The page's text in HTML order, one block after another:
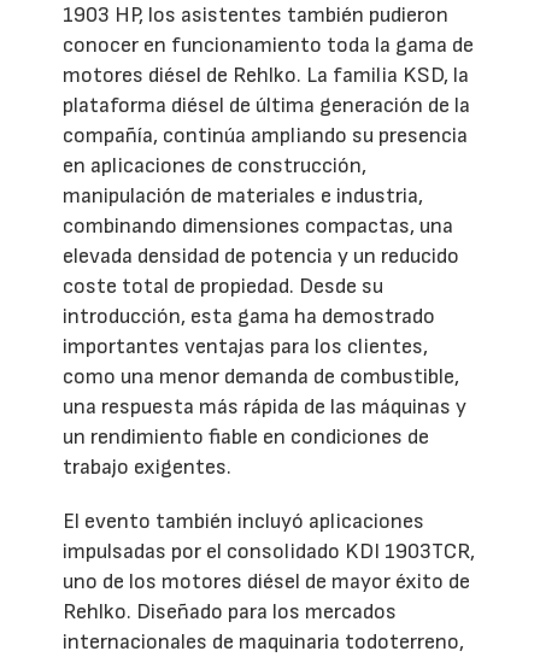
1903 HP, los asistentes también pudieron
conocer en funcionamiento toda la gama de
motores diésel de Rehlko. La familia KSD, la
plataforma diésel de última generación de la
compañía, continúa ampliando su presencia
en aplicaciones de construcción,
manipulación de materiales e industria,
combinando dimensiones compactas, una
elevada densidad de potencia y un reducido
coste total de propiedad. Desde su
introducción, esta gama ha demostrado
importantes ventajas para los clientes,
como una menor demanda de combustible,
una respuesta más rápida de las máquinas y
un rendimiento fiable en condiciones de
trabajo exigentes.
El evento también incluyó aplicaciones
impulsadas por el consolidado KDI 1903TCR,
uno de los motores diésel de mayor éxito de
Rehlko. Diseñado para los mercados
internacionales de maquinaria todoterreno,